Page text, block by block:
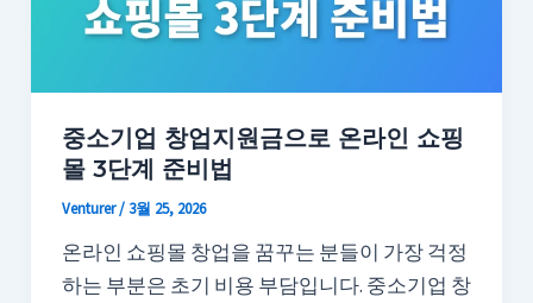
중소기업 창업지원금으로 온라인 쇼핑
몰 3단계 준비법
Venturer/ 3월 25, 2026
온라인 쇼핑몰 창업을 꿈꾸는 분들이 가장 걱정
하는 부분은 초기 비용 부담입니다. 중소기업 창